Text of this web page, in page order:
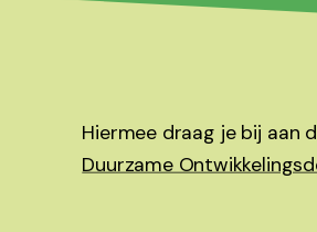
Hiermee draag je bij aan
Duurzame